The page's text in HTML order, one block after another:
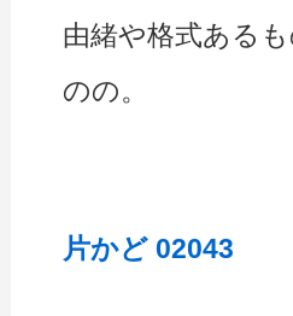
由緒や格式ある
のの。
片かど 02043